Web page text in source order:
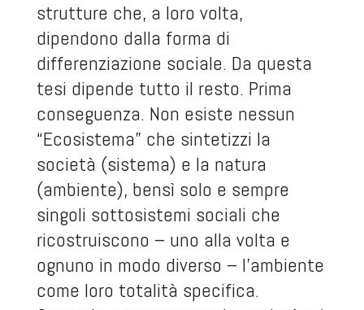
strutture che, a loro volta,
dipendono dalla forma di
differenziazione sociale. Da questa
tesi dipende tutto il resto. Prima
conseguenza. Non esiste nessun
“Ecosistema” che sintetizzi la
società (sistema) e la natura
(ambiente), bensì solo e sempre
singoli sottosistemi sociali che
ricostruiscono – uno alla volta e
ognuno in modo diverso – l’ambiente
come loro totalità specifica.